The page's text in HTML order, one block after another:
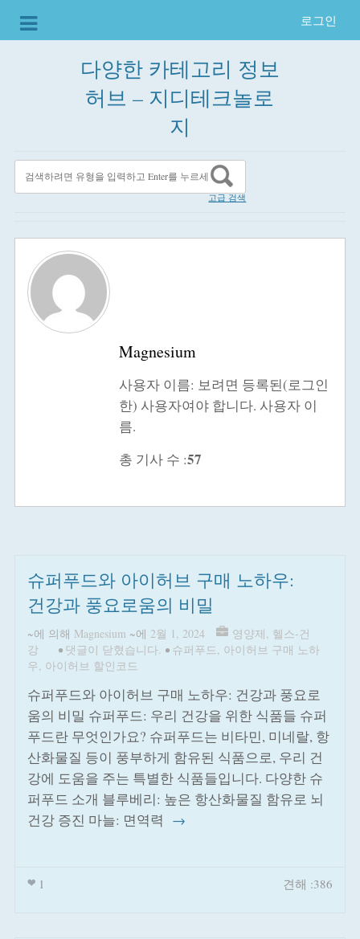
로그인
다양한 카테고리 정보
허브 – 지디테크놀로
지
고급 검색
Magnesium
사용자 이름: 보려면 등록된(로그인
한) 사용자여야 합니다. 사용자 이
름.
총 기사 수 :57
슈퍼푸드와 아이허브 구매 노하우:
건강과 풍요로움의 비밀
~에 의해 Magnesium ~에 2월 1, 2024 영양제, 헬스-건
강
• 댓글이 닫혔습니다. • 슈퍼푸드, 아이허브 구매 노하
우, 아이허브 할인코드
슈퍼푸드와 아이허브 구매 노하우: 건강과 풍요로
움의 비밀 슈퍼푸드: 우리 건강을 위한 식품들 슈퍼
푸드란 무엇인가요? 슈퍼푸드는 비타민, 미네랄, 항
산화물질 등이 풍부하게 함유된 식품으로, 우리 건
강에 도움을 주는 특별한 식품들입니다. 다양한 슈
퍼푸드 소개 블루베리: 높은 항산화물질 함유로 뇌
건강 증진 마늘: 면역력 →
1 견해 :386